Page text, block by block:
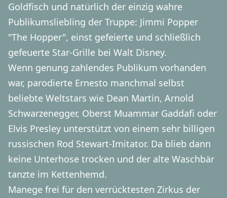
Goldfisch und natürlich der einzig wahre
Publikumsliebling der Truppe: Jimmi Popper
"The Hopper", einst gefeierte und schließlich
gefeuerte Star-Grille bei Walt Disney.
Wenn genung zahlendes Publikum vorhanden
war, parodierte Ernesto manchmal selbst
beliebte Weltstars wie Dean Martin, Arnold
Schwarzenegger, Oberst Muammar Gaddafi oder
Elvis Presley unterstützt von einem sehr billigen
russischen Rod Stewart-Imitator. Da blieb dann
keine Unterhose trocken und der alte Waschbär
tanzte im Kettenhemd.
Manege frei für den verrücktesten Zirkus der